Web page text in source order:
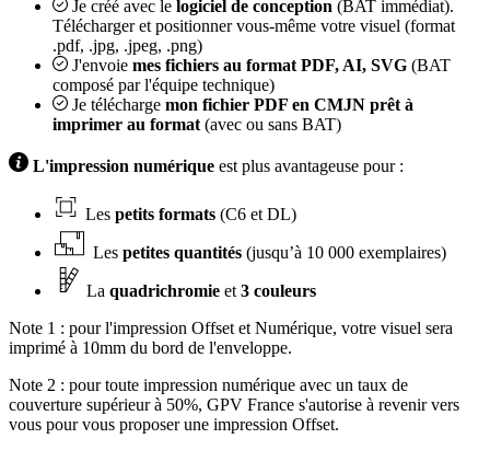
Je créé avec le logiciel de conception (BAT immédiat).
Télécharger et positionner vous-même votre visuel (format
.pdf, .jpg, .jpeg, .png)
J'envoie mes fichiers au format PDF, AI, SVG (BAT
composé par l'équipe technique)
Je télécharge mon fichier PDF en CMJN prêt à
imprimer au format (avec ou sans BAT)
L'impression numérique est plus avantageuse pour :
Les petits formats (C6 et DL)
Les petites quantités (jusqu’à 10 000 exemplaires)
La quadrichromie et 3 couleurs
Note 1 : pour l'impression Offset et Numérique, votre visuel sera
imprimé à 10mm du bord de l'enveloppe.
Note 2 : pour toute impression numérique avec un taux de
couverture supérieur à 50%, GPV France s'autorise à revenir vers
vous pour vous proposer une impression Offset.